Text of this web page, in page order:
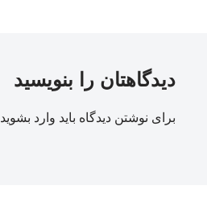
دیدگاهتان را بنویسید
برای نوشتن دیدگاه باید وارد بشوید